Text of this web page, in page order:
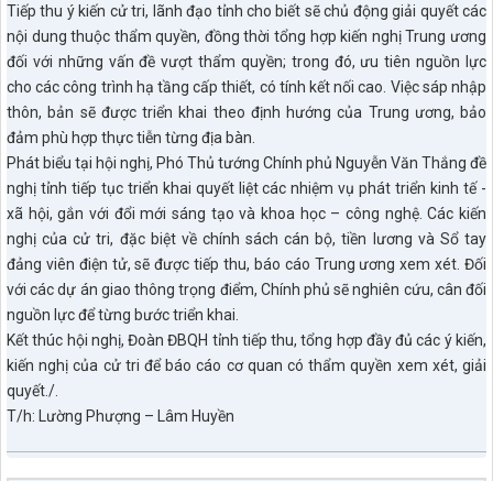
Tiếp thu ý kiến cử tri, lãnh đạo tỉnh cho biết sẽ chủ động giải quyết các
nội dung thuộc thẩm quyền, đồng thời tổng hợp kiến nghị Trung ương
đối với những vấn đề vượt thẩm quyền; trong đó, ưu tiên nguồn lực
cho các công trình hạ tầng cấp thiết, có tính kết nối cao. Việc sáp nhập
thôn, bản sẽ được triển khai theo định hướng của Trung ương, bảo
đảm phù hợp thực tiễn từng địa bàn.
Phát biểu tại hội nghị, Phó Thủ tướng Chính phủ Nguyễn Văn Thắng đề
nghị tỉnh tiếp tục triển khai quyết liệt các nhiệm vụ phát triển kinh tế -
xã hội, gắn với đổi mới sáng tạo và khoa học – công nghệ. Các kiến
nghị của cử tri, đặc biệt về chính sách cán bộ, tiền lương và Sổ tay
đảng viên điện tử, sẽ được tiếp thu, báo cáo Trung ương xem xét. Đối
với các dự án giao thông trọng điểm, Chính phủ sẽ nghiên cứu, cân đối
nguồn lực để từng bước triển khai.
Kết thúc hội nghị, Đoàn ĐBQH tỉnh tiếp thu, tổng hợp đầy đủ các ý kiến,
kiến nghị của cử tri để báo cáo cơ quan có thẩm quyền xem xét, giải
quyết./.
T/h: Lường Phượng – Lâm Huyền